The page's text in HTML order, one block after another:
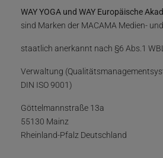
WAY YOGA und WAY Europäische
sind Marken der MACAMA Medien-
staatlich anerkannt nach §6 Abs.1
Verwaltung
DIN ISO 9001)
Göttelmannstraße 13a
55130 Mainz
Rheinland-Pfalz Deutschland